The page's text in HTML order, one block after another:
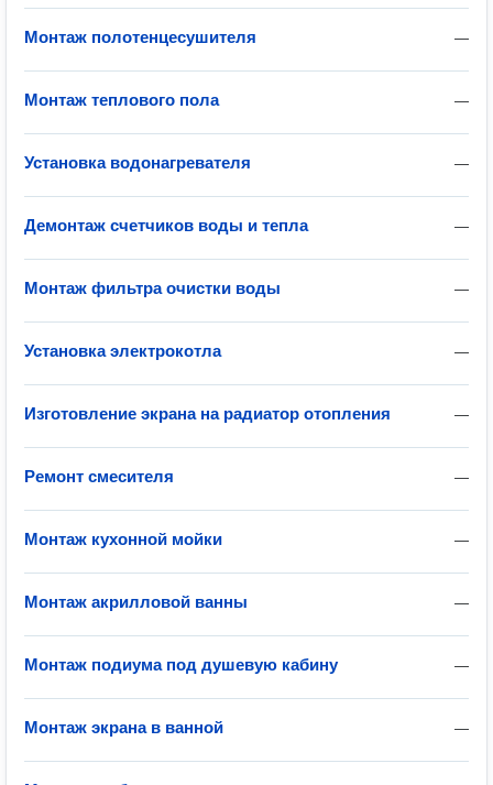
—
Монтаж полотенцесушителя
—
Монтаж теплового пола
—
Установка водонагревателя
—
Демонтаж счетчиков воды и тепла
—
Монтаж фильтра очистки воды
—
Установка электрокотла
—
Изготовление экрана на радиатор отопления
—
Ремонт смесителя
—
Монтаж кухонной мойки
—
Монтаж акрилловой ванны
—
Монтаж подиума под душевую кабину
—
Монтаж экрана в ванной